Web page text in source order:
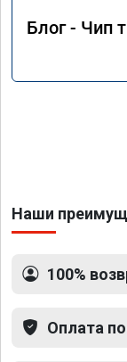
Блог - Чип
Наши
100%
Оплата